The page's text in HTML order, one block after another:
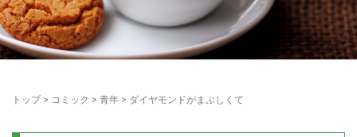
トップ> コミック > 青年 > ダイヤモンドがまぶしくて